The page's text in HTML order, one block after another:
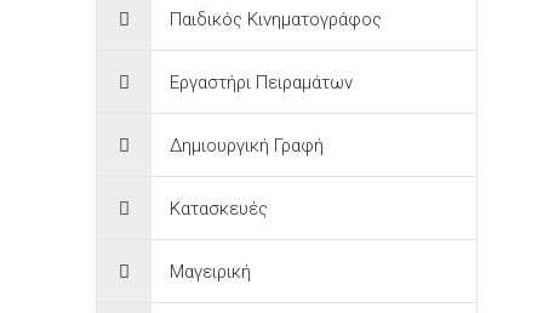
Παιδικός Κινηματογράφος
Εργαστήρι Πειραμάτων
Δημιουργική Γραφή
Κατασκευές
Μαγειρική